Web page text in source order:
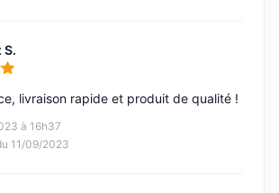
S.
5
à 16h37
11/09/2023
livraison rapide et produit de qualité !